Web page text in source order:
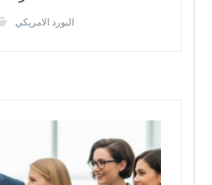
البورد الامريكي